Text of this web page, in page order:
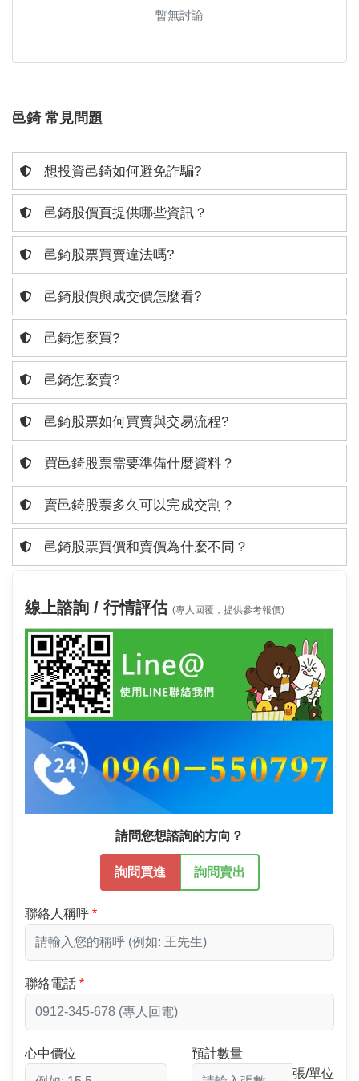
暫無討論
邑錡 常見問題
想投資邑錡如何避免詐騙?
邑錡股價頁提供哪些資訊？
邑錡股票買賣違法嗎?
邑錡股價與成交價怎麼看?
邑錡怎麼買?
邑錡怎麼賣?
邑錡股票如何買賣與交易流程?
買邑錡股票需要準備什麼資料？
賣邑錡股票多久可以完成交割？
邑錡股票買價和賣價為什麼不同？
線上諮詢 / 行情評估 (專人回覆，提供參考報價)
請問您想諮詢的方向？
詢問買進 詢問賣出
聯絡人稱呼
聯絡電話
心中價位
預計數量
張/單位